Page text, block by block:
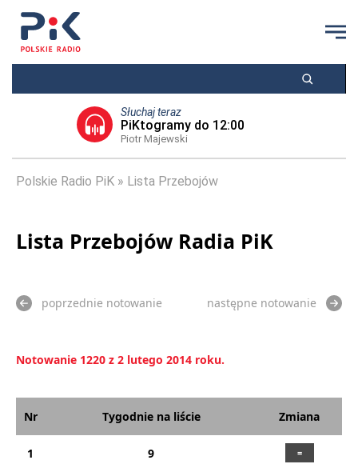
Słuchaj teraz
PiKtogramy do 12:00
Piotr Majewski
Polskie Radio PiK Lista Przebojów
Lista Przebojów Radia PiK
poprzednie notowanie następne notowanie
Notowanie 1220 z 2 lutego 2014 roku.
Nr Tygodnie na liście Zmiana
1 9